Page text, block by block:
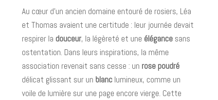
Au cœur d’un ancien domaine entouré de rosiers, Léa
et Thomas avaient une certitude : leur journée devait
respirer la douceur, la légèreté et une élégancesans
ostentation. Dans leurs inspirations, la même
association revenait sans cesse : un rose poudré
délicat glissant sur un blanclumineux, comme un
voile de lumière sur une page encore vierge. Cette